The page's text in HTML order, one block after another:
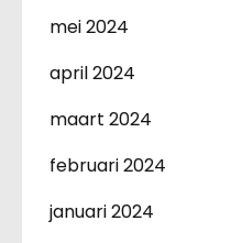
mei 2024
april 2024
maart 2024
februari 2024
januari 2024